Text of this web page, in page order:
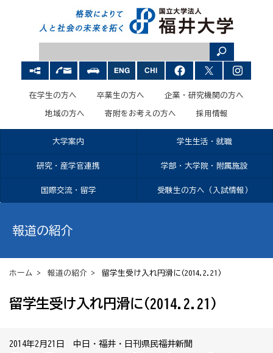
在学生の方へ 卒業生の方へ 企業・研究機関の方へ
地域の方へ 寄附をお考えの方へ 採用情報
大学案内 学生生活・就職
研究・産学官連携 学部・大学院・附属施設
国際交流・留学 受験生の方へ（入試情報）
報道の紹介
ホーム > 報道の紹介 > 留学生受け入れ円滑に(2014.2.21)
留学生受け入れ円滑に(2014.2.21)
2014年2月21日 中日・福井・日刊県民福井新聞